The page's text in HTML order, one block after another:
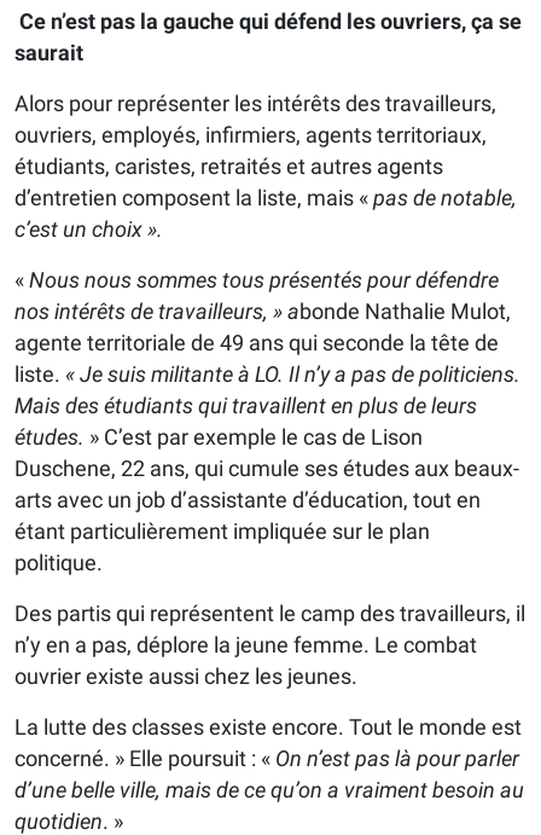
Ce n’est pas la gauche qui défend les ouvriers, ça se
saurait
Alors pour représenter les intérêts des travailleurs,
ouvriers, employés, infirmiers, agents territoriaux,
étudiants, caristes, retraités et autres agents
d’entretien composent la liste, mais «pas de notable,
c’est un choix ».
«Nous nous sommes tous présentés pour défendre
nos intérêts de travailleurs, » abonde Nathalie Mulot,
agente territoriale de 49 ans qui seconde la tête de
liste. « Je suis militante à LO. Il n’y a pas de politiciens.
Mais des étudiants qui travaillent en plus de leurs
études. » C’est par exemple le cas de Lison
Duschene, 22 ans, qui cumule ses études aux beaux-
arts avec un job d’assistante d’éducation, tout en
étant particulièrement impliquée sur le plan
politique.
Des partis qui représentent le camp des travailleurs, il
n’y en a pas, déplore la jeune femme. Le combat
ouvrier existe aussi chez les jeunes.
La lutte des classes existe encore. Tout le monde est
concerné. » Elle poursuit : « On n’est pas là pour parler
d’une belle ville, mais de ce qu’on a vraiment besoin au
quotidien. »